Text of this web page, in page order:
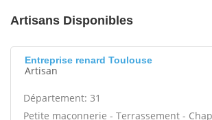
Artisans Disponibles
Entreprise renard Toulouse
Artisan
Département: 31
Petite maçonnerie - Terrassement -